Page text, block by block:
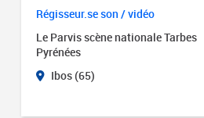
Régisseur.se son / vidéo
Le Parvis scène nationale Tarbes
Pyrénées
Ibos (65)